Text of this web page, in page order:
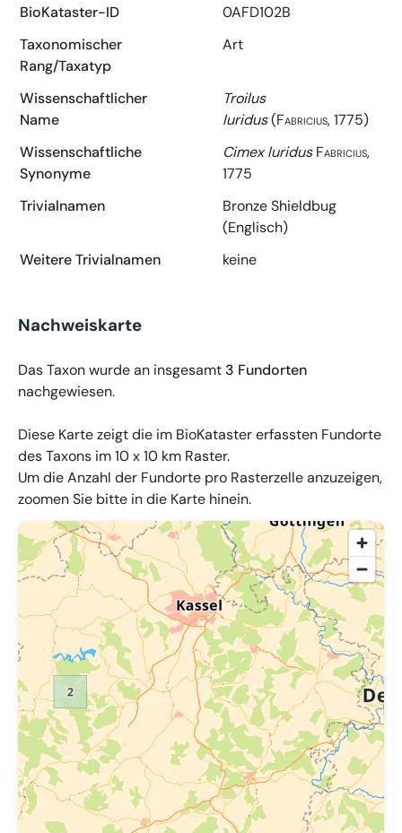
BioKataster-ID
0AFD102B
Taxonomischer
Rang/Taxatyp
Art
Wissenschaftlicher
Name
Troilus
luridus(Fabricius, 1775)
Wissenschaftliche
Synonyme
Cimex luridus Fabricius,
1775
Trivialnamen
Bronze Shieldbug
(Englisch)
Weitere Trivialnamen
keine
Nachweiskarte
Das Taxon wurde an insgesamt 3 Fundorten
nachgewiesen.
Diese Karte zeigt die im BioKataster erfassten Fundorte
des Taxons im 10 x 10 km Raster.
Um die Anzahl der Fundorte pro Rasterzelle anzuzeigen,
zoomen Sie bitte in die Karte hinein.
© OpenMapTiles,OpenStreetMap ,34u GmbH